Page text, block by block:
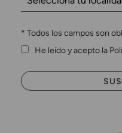
* Todos los campos son
He leído y acepto la